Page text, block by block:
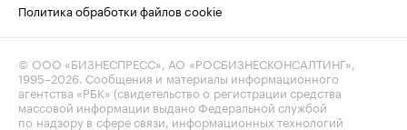
Политика обработки файлов cookie
© ООО «БИЗНЕСПРЕСС», АО «РОСБИЗНЕСКОНСАЛТИНГ»,
1995–2026. Сообщения и материалы информационного
агентства «РБК» (свидетельство о регистрации средства
массовой информации выдано Федеральной службой
по надзору в сфере связи, информационных технологий